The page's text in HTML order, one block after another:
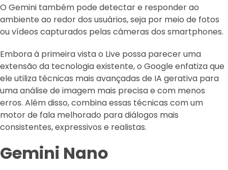
O Gemini também pode detectar e responder ao
ambiente ao redor dos usuários, seja por meio de fotos
ou vídeos capturados pelas câmeras dos smartphones.
Embora à primeira vista o Live possa parecer uma
extensão da tecnologia existente, o Google enfatiza que
ele utiliza técnicas mais avançadas de IA gerativa para
uma análise de imagem mais precisa e com menos
erros. Além disso, combina essas técnicas com um
motor de fala melhorado para diálogos mais
consistentes, expressivos e realistas.
Gemini Nano